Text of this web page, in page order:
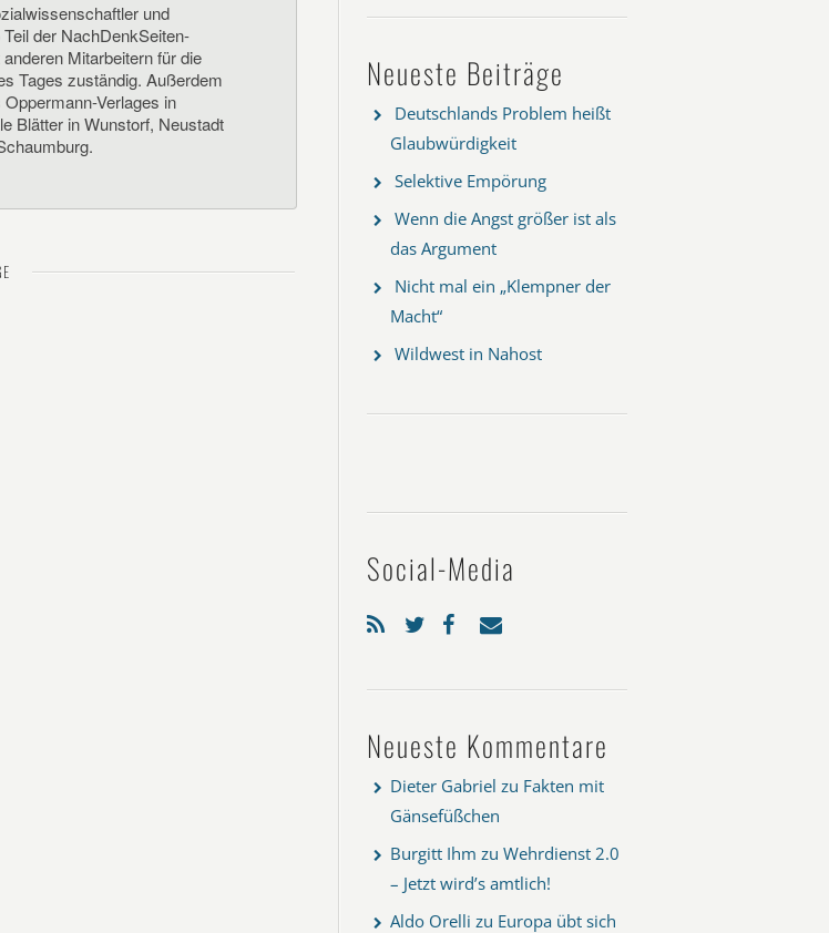
und
der NachDenkSeiten-
Mitarbeitern für die
Tages zuständig. Außerdem
Verlages in
Blätter in Wunstorf, Neustadt
Neueste Beiträge
Deutschlands Problem heißt
Glaubwürdigkeit
Selektive Empörung
Wenn die Angst größer ist als
das Argument
Nicht mal ein „Klempner der
Macht“
Wildwest in Nahost
Social-Media
Neueste Kommentare
Dieter Gabriel zu Fakten mit
Gänsefüßchen
Burgitt Ihm zu Wehrdienst 2.0
– Jetzt wird’s amtlich!
Aldo Orelli zu Europa übt sich